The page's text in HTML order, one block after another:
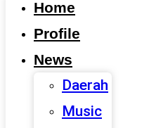
Home
Profile
News
Daerah
Music